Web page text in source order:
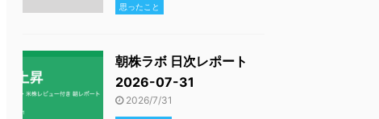
思ったこと
朝株ラボ 日次レポート
2026-07-31
2026/7/31